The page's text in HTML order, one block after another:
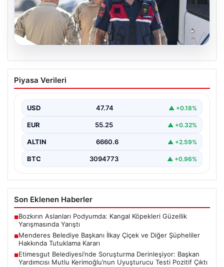
07.08.2026
Menderes Belediye Başkanı İlkay Çiçek
ve Diğer Şüpheliler Hakkında Tutuklama
İzmir Cumhuriyet Başsavcılığı'nın yürüttüğü kapsamlı
gerçekleşen usulsüzlük iddiaları gündemdeki yerini…
Piyasa Verileri
USD 47.74 ▲ +0.18%
EUR 55.25 ▲ +0.32%
ALTIN 6660.6 ▲ +2.59%
BTC 3094773 ▲ +0.96%
Son Eklenen Haberler
■Bozkırın Aslanları Podyumda: Kangal Köpekleri Güzellik
Yarışmasında Yarıştı
■Menderes Belediye Başkanı İlkay Çiçek ve Diğer Şüpheliler
Hakkında Tutuklama Kararı
■Etimesgut Belediyesi’nde Soruşturma Derinleşiyor: Başkan
Yardımcısı Mutlu Kerimoğlu’nun Uyuşturucu Testi Pozitif Çıktı